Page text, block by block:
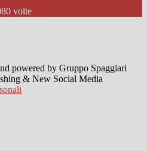
volte
powered by Gruppo Spaggiari
& New Social Media